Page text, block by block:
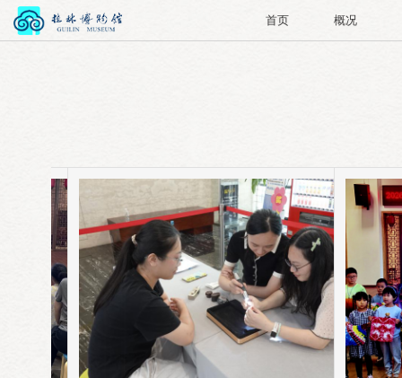
首页 概况